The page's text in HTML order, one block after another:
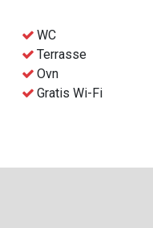
WC
Terrasse
Ovn
Gratis Wi-Fi